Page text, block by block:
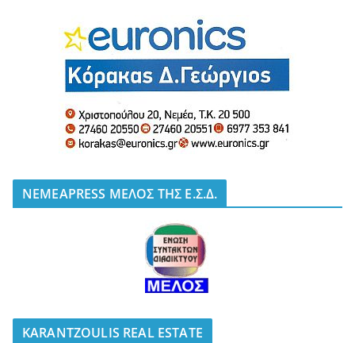
NEMEAPRESS ΜΕΛΟΣ ΤΗΣ Ε.Σ.Δ.
KARANTZOULIS REAL ESTATE